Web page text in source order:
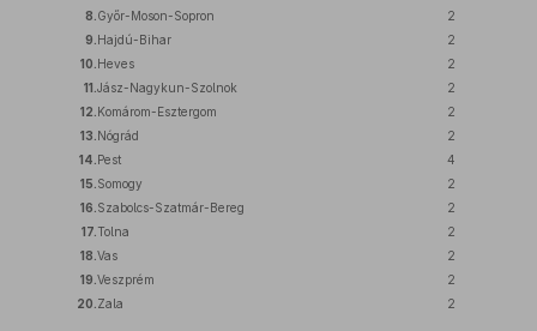
8. Győr-Moson-Sopron
2
9. Hajdú-Bihar
2
10. Heves
2
11. Jász-Nagykun-Szolnok
2
12. Komárom-Esztergom
2
13. Nógrád
2
14. Pest
4
15. Somogy
2
16. Szabolcs-Szatmár-Bereg
2
17. Tolna
2
18. Vas
2
19. Veszprém
2
20. Zala 2